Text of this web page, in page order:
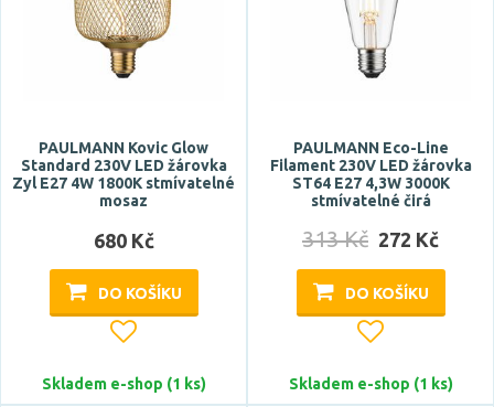
PAULMANN Kovic Glow
Standard 230V LED žárovka
Zyl E27 4W 1800K stmívatelné
mosaz
680 Kč
DO KOŠÍKU
Skladem e-shop (1 ks)
PAULMANN Eco-Line
Filament 230V LED žárovka
ST64 E27 4,3W 3000K
stmívatelné čirá
313 Kč 272 Kč
DO KOŠÍKU
Skladem e-shop (1 ks)